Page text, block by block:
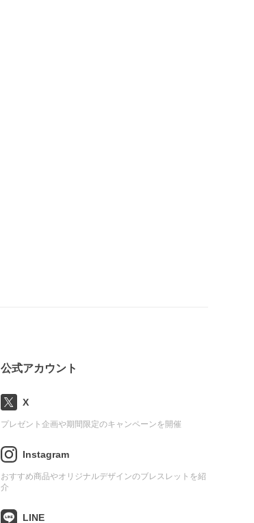
公式アカウント
X
プレゼント企画や期間限定のキャンペーンを開催
Instagram
おすすめ商品やオリジナルデザインのブレスレットを紹
介
LINE